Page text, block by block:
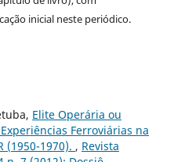
inicial neste periódico.
Elite Operária ou
Ferroviárias na
(1950-1970). , Revista